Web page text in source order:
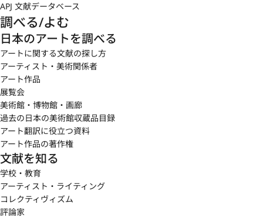
APJ 文献データベース
調べる/よむ
日本のアートを調べる
アートに関する文献の探し方
アーティスト・美術関係者
アート作品
展覧会
美術館・博物館・画廊
過去の日本の美術館収蔵品目録
アート翻訳に役立つ資料
アート作品の著作権
文献を知る
学校・教育
アーティスト・ライティング
コレクティヴィズム
評論家